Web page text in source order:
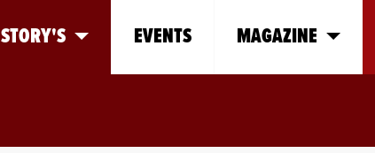
STORY'S EVENTS MAGAZINE